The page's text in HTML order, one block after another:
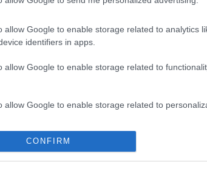
allow Google to enable storage related to analytics
identifiers in apps.
allow Google to enable storage related to
allow Google to enable storage related to
allow Google to enable storage related to security,
functionality and fraud prevention, and other
CONFIRM